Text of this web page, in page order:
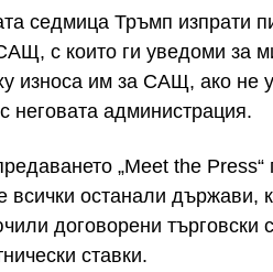
седмица Тръмп изпрати
с които ги уведоми за
износа им за САЩ, ако не
неговата администрация.
„Meet the
всички останали държави,
договорени
ставки.